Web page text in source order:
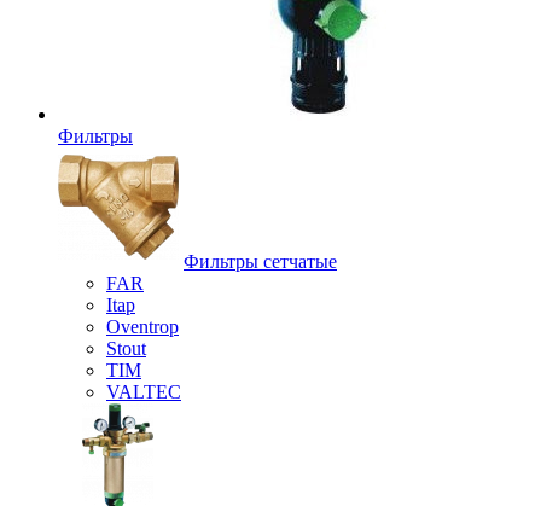
Фильтры
Фильтры сетчатые
FAR
Itap
Oventrop
Stout
TIM
VALTEC